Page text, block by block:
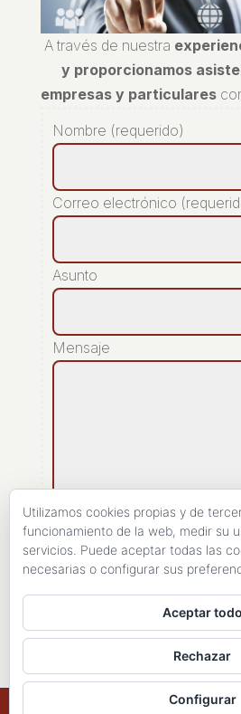
A través de nuestra
y proporcionamos
empresas y particulares
Nombre (requerido)
Correo electrónico
Asunto
Mensaje
[recaptcha]
Copyright 1998- 2026 -
Utilizamos cookies propias y de
funcionamiento de la web, medir su
servicios. Puede aceptar todas las
necesarias o configurar sus
Aceptar todo
Rechazar
Configurar